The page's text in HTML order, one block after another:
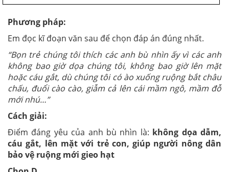
Phương pháp:
Em đọc kĩ đoạn văn sau để chọn đáp án đúng nhất.
“Bọn trẻ chúng tôi thích các anh bù nhìn ấy vì các anh
không bao giờ dọa chúng tôi, không bao giờ lên mặt
hoặc cáu gắt, dù chúng tôi có ào xuống ruộng bắt châu
chấu, đuổi cào cào, giẫm cả lên cái mầm ngô, mầm đỗ
mới nhú…”
Cách giải:
Điểm đáng yêu của anh bù nhìn là: không dọa dẫm,
cáu gắt, lên mặt với trẻ con, giúp người nông dân
bảo vệ ruộng mới gieo hạt